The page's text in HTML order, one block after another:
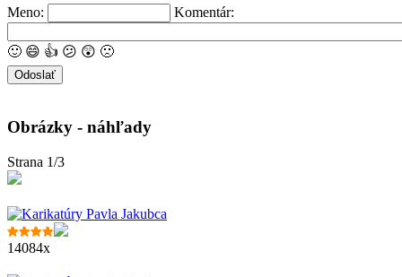
Meno: Komentár:
🙂 😄 👍 😕 😲 🙁
Obrázky - náhľady
Strana 1/3
14084x